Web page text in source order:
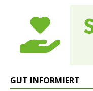
GUT INFORMIERT